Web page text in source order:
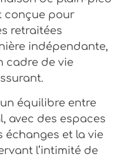
conçue pour
retraitées
indépendante,
cadre de vie
équilibre entre
avec des espaces
échanges et la vie
l’intimité de